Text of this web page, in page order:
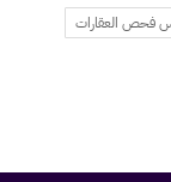
فحص العقارات